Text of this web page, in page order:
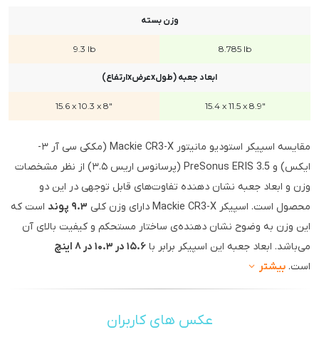
وزن بسته
8.785 lb
9.3 lb
ابعاد جعبه (طولxعرضxارتفاع)
15.4 x 11.5 x 8.9"
15.6 x 10.3 x 8"
مقایسه اسپیکر استودیو مانیتور Mackie CR3-X (مککی سی آر ۳-
ایکس) و PreSonus ERIS 3.5 (پرسانوس اریس ۳.۵) از نظر مشخصات
وزن و ابعاد جعبه نشان دهنده تفاوت‌های قابل توجهی در این دو
محصول است. اسپیکر Mackie CR3-X دارای وزن کلی
۹.۳ پوند
است که
این وزن به وضوح نشان دهنده‌ی ساختار مستحکم و کیفیت بالای آن
می‌باشد. ابعاد جعبه این اسپیکر برابر با ۱۵.۶ در ۱۰.۳ در ۸ اینچ
است. بیشتر
عکس های کاربران